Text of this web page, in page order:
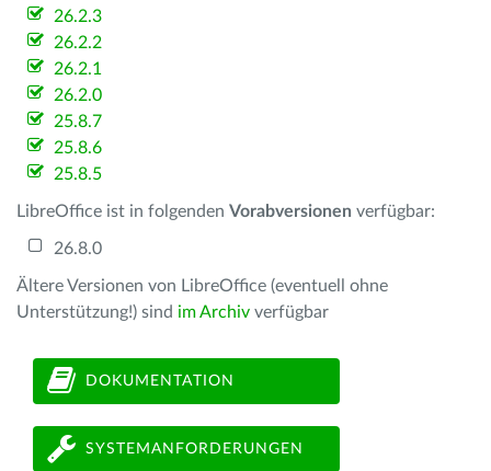
26.2.3
26.2.2
26.2.1
26.2.0
25.8.7
25.8.6
25.8.5
LibreOffice ist in folgenden Vorabversionen verfügbar:
26.8.0
Ältere Versionen von LibreOffice (eventuell ohne
Unterstützung!) sind im Archiv verfügbar
DOKUMENTATION
SYSTEMANFORDERUNGEN